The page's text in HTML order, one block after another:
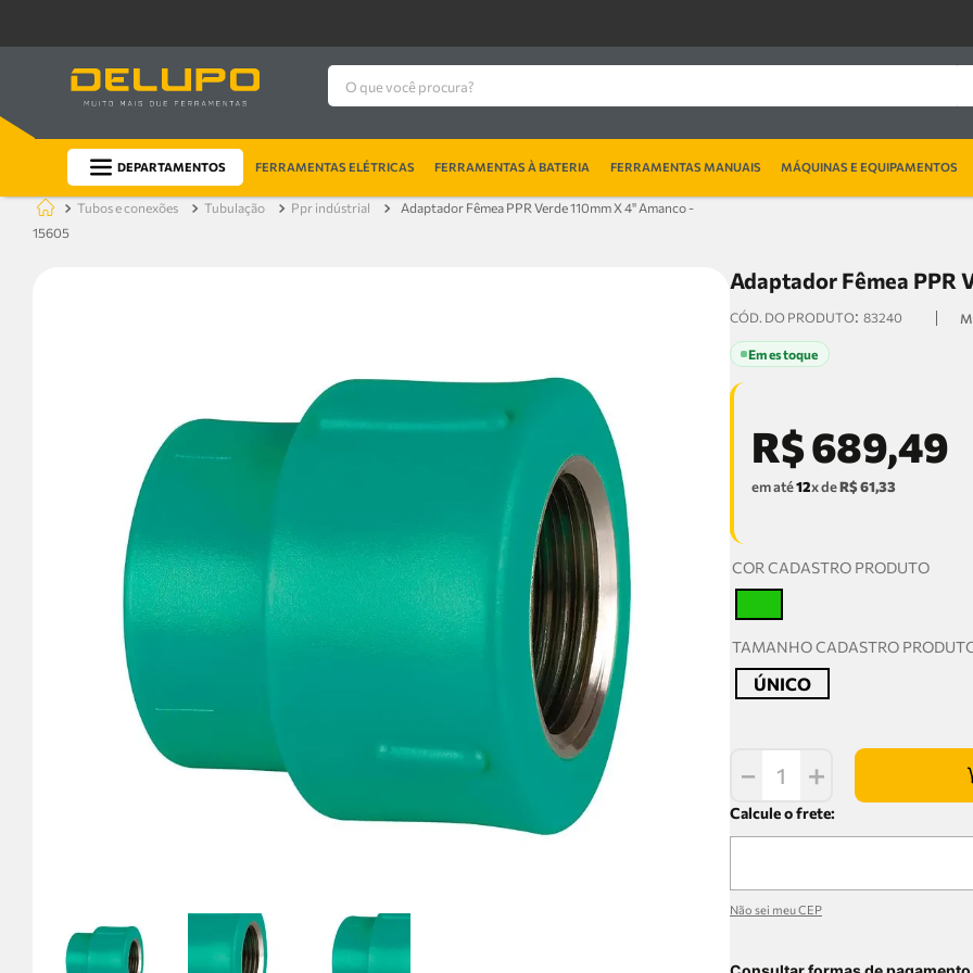
O que você procura?
DEPARTAMENTOS FERRAMENTAS ELÉTRICAS FERRAMENTAS À BATERIA FERRAMENTAS MANUAIS MÁQUINAS E EQUIPAMENTOS
tubos e conexões tubulação ppr indústrial
Adaptador Fêmea PPR Verde 110mm X 4'' Amanco -
15605
Adaptador Fêmea PPR
: 83240
Em estoque
R$689,49
em até12x deR$61,33
COR CADASTRO PRODUTO
TAMANHO CADASTRO
ÚNICO
＋
－
Não sei meu CEP